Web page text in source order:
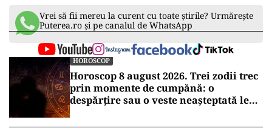
Vrei să fii mereu la curent cu toate știrile? Urmărește
Puterea.ro și pe canalul de WhatsApp
HOROSCOP
Horoscop 8 august 2026. Trei zodii trec
prin momente de cumpănă: o
despărțire sau o veste neașteptată le